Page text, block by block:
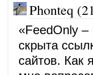
Phonteq
«FeedOnly
скрыта
сайтов. Как